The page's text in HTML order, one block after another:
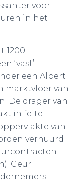
voor
in het
1200
‘vast’
een Albert
marktvloer van
De drager van
in feite
van
verhuurd
Geur